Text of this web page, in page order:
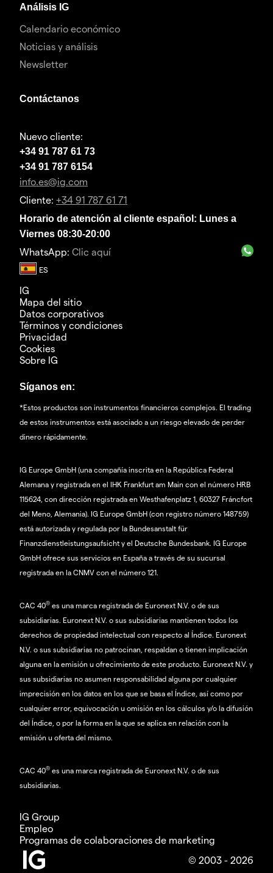
Análisis IG
Calendario económico
Noticias y análisis
Newsletter
Contáctanos
Nuevo cliente:
+34 91 787 61 73
+34 91 787 6154
info.es@ig.com
Cliente: +34 91 787 61 71
Horario de atención al cliente español: Lunes a
Viernes 08:30-20:00
WhatsApp: Clic aquí
IG
Mapa del sitio
Datos corporativos
Términos y condiciones
Privacidad
Cookies
Sobre IG
Síganos en:
*Estos productos son instrumentos financieros complejos. El trading
de estos instrumentos está asociado a un riesgo elevado de perder
dinero rápidamente.
IG Europe GmbH (una compañía inscrita en la República Federal
Alemana y registrada en el IHK Frankfurt am Main con el número HRB
115624, con dirección registrada en Westhafenplatz 1, 60327 Fráncfort
del Meno, Alemania). IG Europe GmbH (con registro número 148759)
está autorizada y regulada por la Bundesanstalt für
Finanzdienstleistungsaufsicht y el Deutsche Bundesbank. IG Europe
GmbH ofrece sus servicios en España a través de su sucursal
registrada en la CNMV con el número 121.
CAC 40® es una marca registrada de Euronext N.V. o de sus
subsidiarias. Euronext N.V. o sus subsidiarias mantienen todos los
derechos de propiedad intelectual con respecto al Índice. Euronext
N.V. o sus subsidiarias no patrocinan, respaldan o tienen implicación
alguna en la emisión u ofrecimiento de este producto. Euronext N.V. y
sus subsidiarias no asumen responsabilidad alguna por cualquier
imprecisión en los datos en los que se basa el Índice, así como por
cualquier error, equivocación u omisión en los cálculos y/o la difusión
del Índice, o por la forma en la que se aplica en relación con la
emisión u oferta del mismo.
CAC 40® es una marca registrada de Euronext N.V. o de sus
subsidiarias.
IG Group
Empleo
Programas de colaboraciones de marketing
© 2003 - 2026